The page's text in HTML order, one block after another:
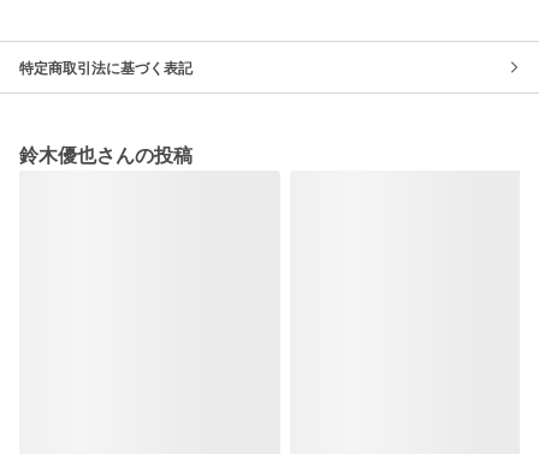
特定商取引法に基づく表記
鈴木優也さんの投稿